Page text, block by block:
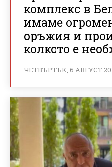
комплекс в
имаме
оръжия и
колкото е
ЧЕТВЪРТЪК, 6 АВГУСТ